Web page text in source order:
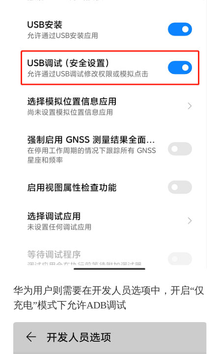
华为用户则需要在开发人员选项中，开启“仅
充电”模式下允许ADB调试